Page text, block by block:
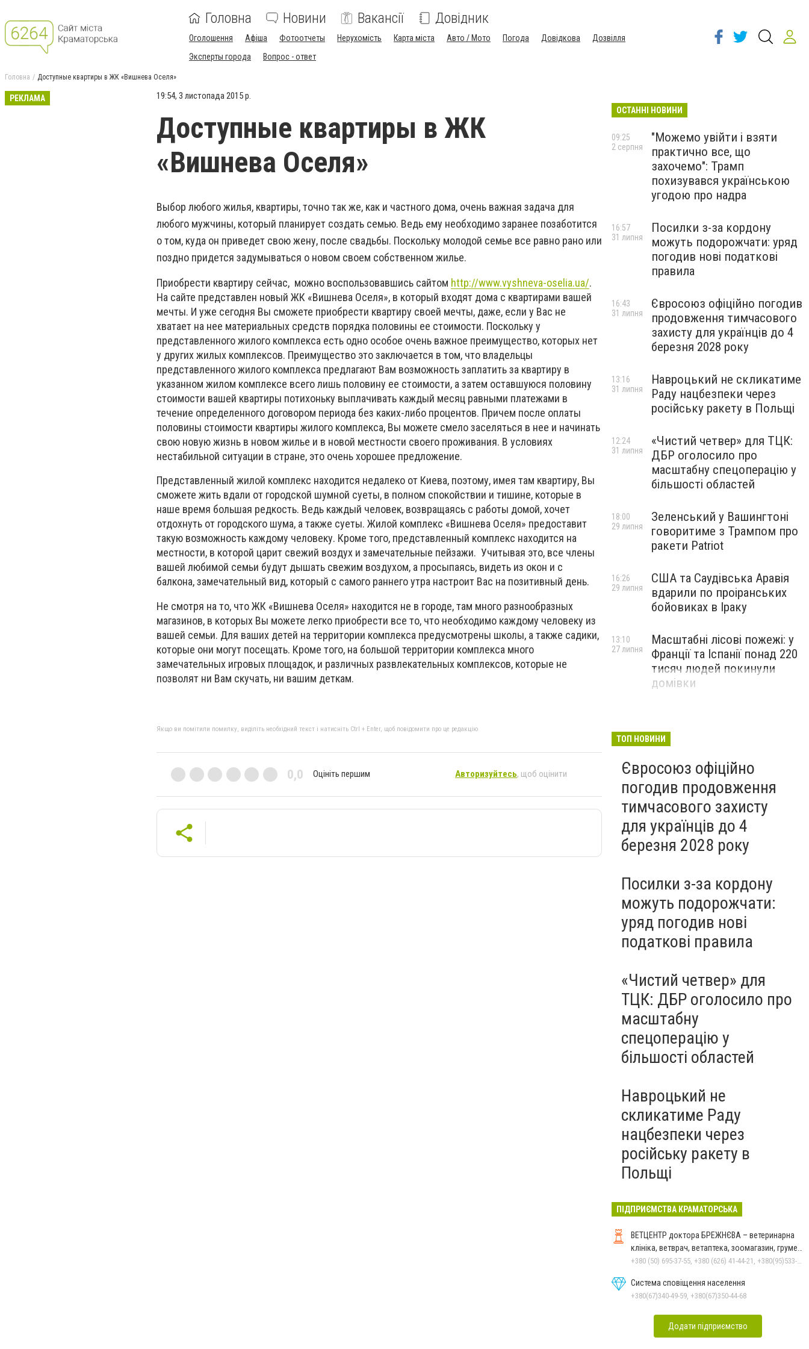
Головна Новини Вакансії Довідник
Оголошення Афіша Фотоотчеты Нерухомість Карта міста Авто / Мото Погода Довідкова
Дозвілля
Эксперты города
Вопрос - ответ
Головна Доступные квартиры в ЖК «Вишнева Оселя»
РЕКЛАМА 19:54, 3 листопада 2015 р.
Доступные квартиры в ЖК
«Вишнева Оселя»
Выбор любого жилья, квартиры, точно так же, как и частного дома, очень важная задача для
любого мужчины, который планирует создать семью. Ведь ему необходимо заранее позаботится
о том, куда он приведет свою жену, после свадьбы. Поскольку молодой семье все равно рано или
поздно придется задумываться о новом своем собственном жилье.
Приобрести квартиру сейчас, можно воспользовавшись сайтом http://www.vyshneva-oselia.ua/.
На сайте представлен новый ЖК «Вишнева Оселя», в который входят дома с квартирами вашей
мечты. И уже сегодня Вы сможете приобрести квартиру своей мечты, даже, если у Вас не
хватает на нее материальных средств порядка половины ее стоимости. Поскольку у
представленного жилого комплекса есть одно особое очень важное преимущество, которых нет
у других жилых комплексов. Преимущество это заключается в том, что владельцы
представленного жилого комплекса предлагают Вам возможность заплатить за квартиру в
указанном жилом комплексе всего лишь половину ее стоимости, а затем оставшуюся половину
стоимости вашей квартиры потихоньку выплачивать каждый месяц равными платежами в
течение определенного договором периода без каких-либо процентов. Причем после оплаты
половины стоимости квартиры жилого комплекса, Вы можете смело заселяться в нее и начинать
свою новую жизнь в новом жилье и в новой местности своего проживания. В условиях
нестабильной ситуации в стране, это очень хорошее предложение.
Представленный жилой комплекс находится недалеко от Киева, поэтому, имея там квартиру, Вы
сможете жить вдали от городской шумной суеты, в полном спокойствии и тишине, которые в
наше время большая редкость. Ведь каждый человек, возвращаясь с работы домой, хочет
отдохнуть от городского шума, а также суеты. Жилой комплекс «Вишнева Оселя» предоставит
такую возможность каждому человеку. Кроме того, представленный комплекс находится на
местности, в которой царит свежий воздух и замечательные пейзажи. Учитывая это, все члены
вашей любимой семьи будут дышать свежим воздухом, а просыпаясь, видеть из окон и с
балкона, замечательный вид, который с самого раннего утра настроит Вас на позитивный день.
Не смотря на то, что ЖК «Вишнева Оселя» находится не в городе, там много разнообразных
магазинов, в которых Вы можете легко приобрести все то, что необходимо каждому человеку из
вашей семьи. Для ваших детей на территории комплекса предусмотрены школы, а также садики,
которые они могут посещать. Кроме того, на большой территории комплекса много
замечательных игровых площадок, и различных развлекательных комплексов, которые не
позволят ни Вам скучать, ни вашим деткам.
Якщо ви помітили помилку, виділіть необхідний текст і натисніть Ctrl + Enter, щоб повідомити про це редакцію
0,0 Оцініть першим Авторизуйтесь, щоб оцінити
ОСТАННІ НОВИНИ
"Можемо увійти і взяти
практично все, що
захочемо": Трамп
похизувався українською
угодою про надра
09:25
2 серпня
Посилки з-за кордону
можуть подорожчати: уряд
погодив нові податкові
правила
16:57
31 липня
Євросоюз офіційно погодив
продовження тимчасового
захисту для українців до 4
березня 2028 року
16:43
31 липня
Навроцький не скликатиме
Раду нацбезпеки через
російську ракету в Польщі
13:16
31 липня
«Чистий четвер» для ТЦК:
ДБР оголосило про
масштабну спецоперацію у
більшості областей
12:24
31 липня
Зеленський у Вашингтоні
говоритиме з Трампом про
ракети Patriot
18:00
29 липня
США та Саудівська Аравія
вдарили по проіранських
бойовиках в Іраку
16:26
29 липня
Масштабні лісові пожежі: у
Франції та Іспанії понад 220
тисяч людей покинули
домівки
13:10
27 липня
ТОП НОВИНИ
Євросоюз офіційно
погодив продовження
тимчасового захисту
для українців до 4
березня 2028 року
Посилки з-за кордону
можуть подорожчати:
уряд погодив нові
податкові правила
«Чистий четвер» для
ТЦК: ДБР оголосило про
масштабну
спецоперацію у
більшості областей
Навроцький не
скликатиме Раду
нацбезпеки через
російську ракету в
Польщі
ПІДПРИЄМСТВА КРАМАТОРСЬКА
ВЕТЦЕНТР доктора БРЕЖНЄВА – ветеринарна
клініка, ветврач, ветаптека, зоомагазин, грумер,
стрижки.
+380 (50) 695-37-55, +380 (626) 41-44-21, +380(95)533-90-03
Система сповіщення населення
+380(67)340-49-59, +380(67)350-44-68
Додати підприємство